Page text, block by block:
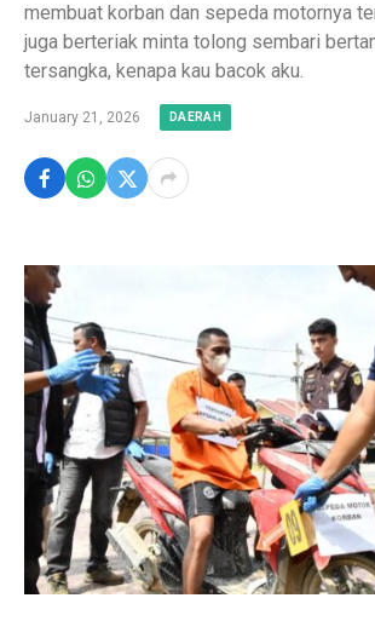
membuat korban dan sepeda motornya
juga berteriak minta tolong sembari
tersangka, kenapa kau bacok aku.
January 21, 2026 DAERAH